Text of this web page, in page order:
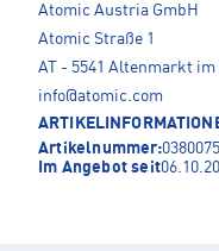
Atomic Austria GmbH
Atomic Straße 1
AT - 5541 Altenmarkt im
info@atomic.com
Artikelnummer:
Im Angebot seit